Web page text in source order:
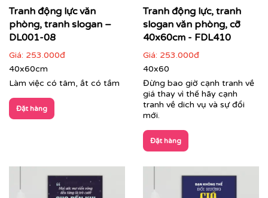
Cận cảnh tranh động lực do Printek sản xuất
Tranh động lực văn
phòng, tranh slogan –
DL001-08
Giá: 253.000đ
40x60cm
Làm việc có tâm, ắt có tầm
Đặt hàng
Tranh động lực, tranh
slogan văn phòng, cỡ
40x60cm - FDL410
Giá: 253.000đ
40x60
Đừng bao giờ cạnh tranh về
giá thay vì thế hãy cạnh
tranh về dich vụ và sự đổi
mới.
Đặt hàng